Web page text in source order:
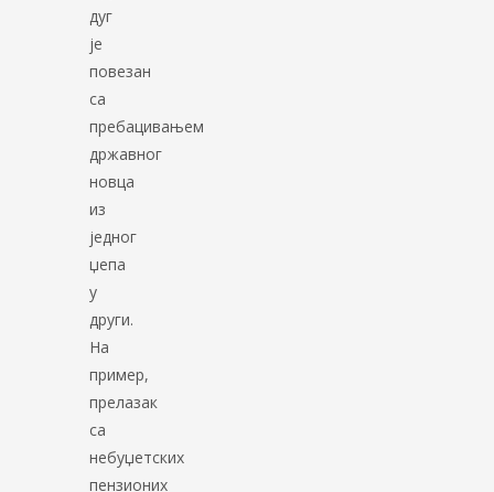
дуг
је
повезан
са
пребацивањем
државног
новца
из
једног
џепа
у
други.
На
пример,
прелазак
са
небуџетских
пензионих